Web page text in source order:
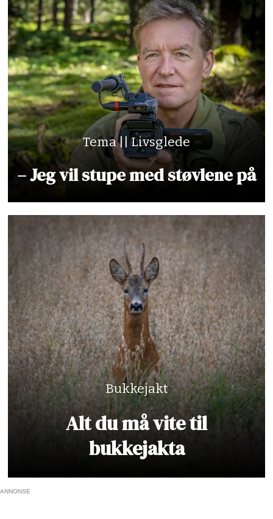
Tema || Livsglede
– Jeg vil stupe med støvlene på
Bukkejakt
Alt du må vite til
bukkejakta
ANNONSE